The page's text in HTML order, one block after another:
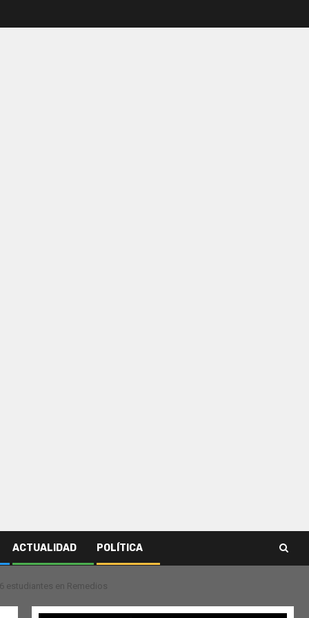
ACTUALIDAD POLÍTICA
estudiantes en Remedios